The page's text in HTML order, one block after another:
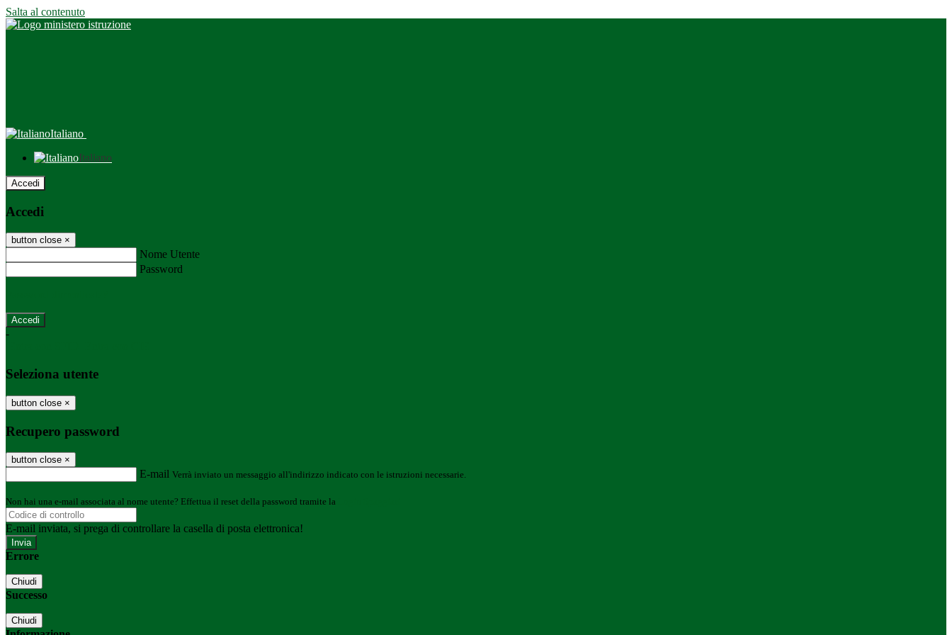
Salta al contenuto
Italiano
Italiano
Accedi
Accedi
button close ×
Nome Utente
Password
-
Seleziona utente
button close ×
Recupero password
button close ×
E-mail Verrà inviato un messaggio all'indirizzo indicato con le istruzioni necessarie.
Non hai una e-mail associata al nome utente? Effettua il reset della password tramite la
E-mail inviata, si prega di controllare la casella di posta elettronica!
Errore
Chiudi
Successo
Chiudi